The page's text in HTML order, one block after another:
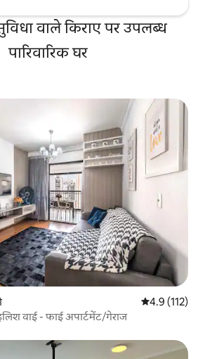
वाले किराए पर उपलब्ध
पारिवारिक घर
औसत रेटिंग 5 में
4.9 (112)
वाई - फाई अपार्टमेंट/गेराज